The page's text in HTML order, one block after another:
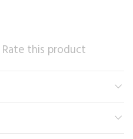
Rate this product